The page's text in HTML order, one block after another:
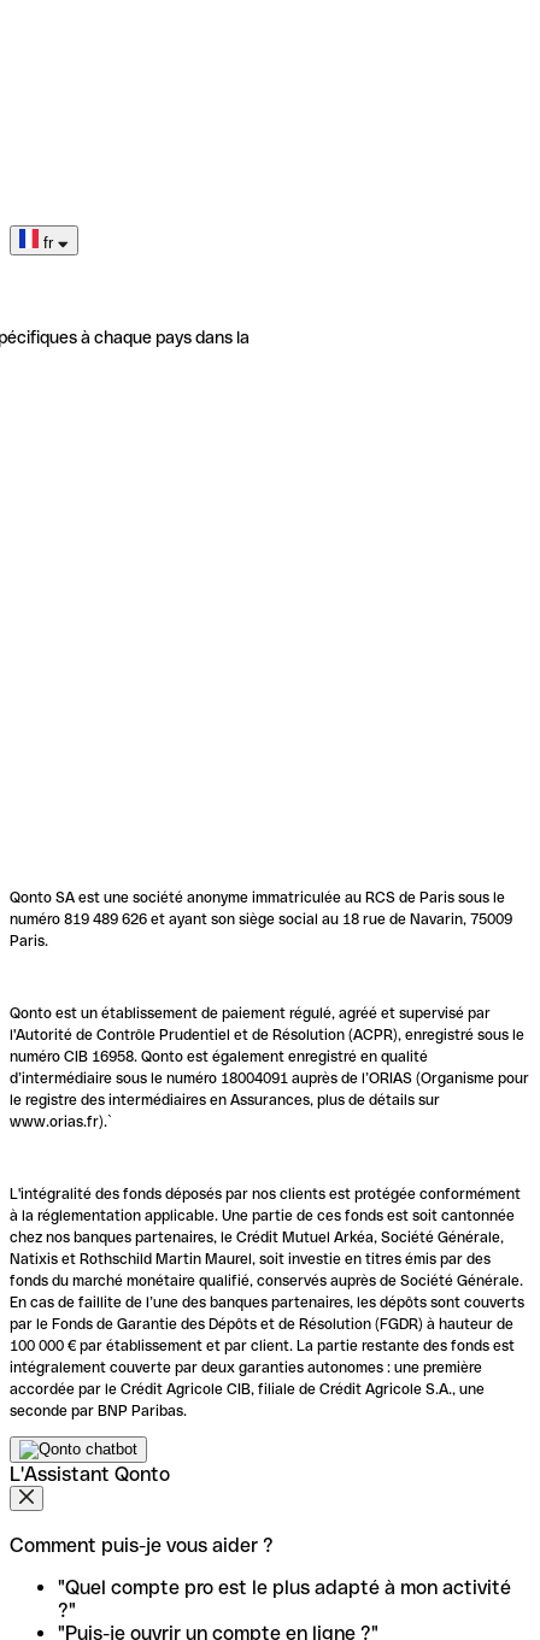
fr
à chaque pays dans la
Qonto SA est une société anonyme immatriculée au RCS de Paris sous le
numéro 819 489 626 et ayant son siège social au 18 rue de Navarin, 75009
Paris.
Qonto est un établissement de paiement régulé, agréé et supervisé par
l'Autorité de Contrôle Prudentiel et de Résolution (ACPR), enregistré sous le
numéro CIB 16958. Qonto est également enregistré en qualité
d’intermédiaire sous le numéro 18004091 auprès de l’ORIAS (Organisme pour
le registre des intermédiaires en Assurances, plus de détails sur
www.orias.fr).`
L'intégralité des fonds déposés par nos clients est protégée conformément
à la réglementation applicable. Une partie de ces fonds est soit cantonnée
chez nos banques partenaires, le Crédit Mutuel Arkéa, Société Générale,
Natixis et Rothschild Martin Maurel, soit investie en titres émis par des
fonds du marché monétaire qualifié, conservés auprès de Société Générale.
En cas de faillite de l’une des banques partenaires, les dépôts sont couverts
par le Fonds de Garantie des Dépôts et de Résolution (FGDR) à hauteur de
100 000 € par établissement et par client. La partie restante des fonds est
intégralement couverte par deux garanties autonomes : une première
accordée par le Crédit Agricole CIB, filiale de Crédit Agricole S.A., une
seconde par BNP Paribas.
L'Assistant Qonto
Comment puis-je vous aider ?
"Quel compte pro est le plus adapté à mon activité
?"
"Puis-je ouvrir un compte en ligne ?"